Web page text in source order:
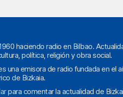
haciendo radio en Bilbao.
política, religión y obra social.
una emisora de radio fundada en el
de Bizkaia.
para comentar la actualidad de